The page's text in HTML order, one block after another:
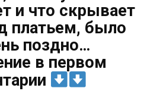
и что скрывает
платьем, было
поздно…
в первом